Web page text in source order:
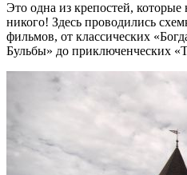
Это одна из крепостей,
никого! Здесь проводились
фильмов, от классических
Бульбы» до приключенческих